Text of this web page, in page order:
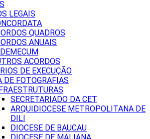
LEGAIS
QUADROS
ANUAIS
ACORDOS
DE EXECUÇÃO
DE FOTOGRAFIAS
SECRETARIADO DA CET
ARQUIDIOCESE METROPOLITANA DE
DILI
DIOCESE DE BAUCAU